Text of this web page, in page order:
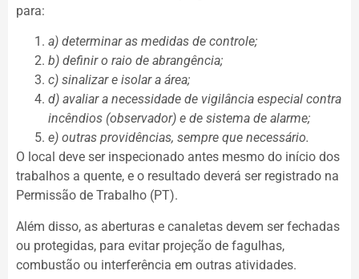
para:
a) determinar as medidas de controle;
b) definir o raio de abrangência;
c) sinalizar e isolar a área;
d) avaliar a necessidade de vigilância especial contra
incêndios (observador) e de sistema de alarme;
e) outras providências, sempre que necessário.
O local deve ser inspecionado antes mesmo do início dos
trabalhos a quente, e o resultado deverá ser registrado na
Permissão de Trabalho (PT).
Além disso, as aberturas e canaletas devem ser fechadas
ou protegidas, para evitar projeção de fagulhas,
combustão ou interferência em outras atividades.